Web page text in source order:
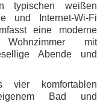
typischen weißen
und Internet-Wi-Fi
eine moderne
mit
Abende und
vier komfortablen
Bad und